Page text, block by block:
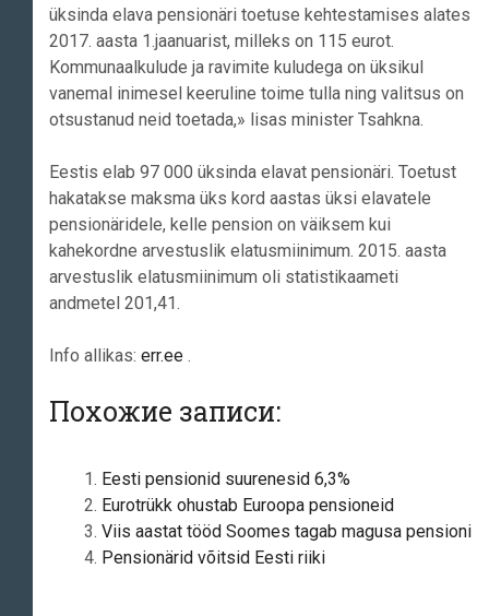
üksinda elava pensionäri toetuse kehtestamises alates
2017. aasta 1.jaanuarist, milleks on 115 eurot.
Kommunaalkulude ja ravimite kuludega on üksikul
vanemal inimesel keeruline toime tulla ning valitsus on
otsustanud neid toetada,» lisas minister Tsahkna.
Eestis elab 97 000 üksinda elavat pensionäri. Toetust
hakatakse maksma üks kord aastas üksi elavatele
pensionäridele, kelle pension on väiksem kui
kahekordne arvestuslik elatusmiinimum. 2015. aasta
arvestuslik elatusmiinimum oli statistikaameti
andmetel 201,41.
Info allikas: err.ee .
Похожие записи:
Eesti pensionid suurenesid 6,3%
Eurotrükk ohustab Euroopa pensioneid
Viis aastat tööd Soomes tagab magusa pensioni
Pensionärid võitsid Eesti riiki